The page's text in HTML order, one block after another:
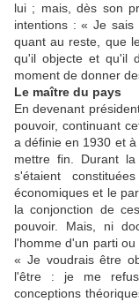
lui ; mais, dès son
intentions : « Je
quant au reste, que
qu'il objecte et qu'il
moment de donner
Le maître du pays
En devenant
pouvoir, continuant
a définie en 1930 et
mettre fin. Durant la
s'étaient
économiques et le
la conjonction de
pouvoir. Mais, ni
l'homme d'un parti
« Je voudrais être
l'être : je me
conceptions